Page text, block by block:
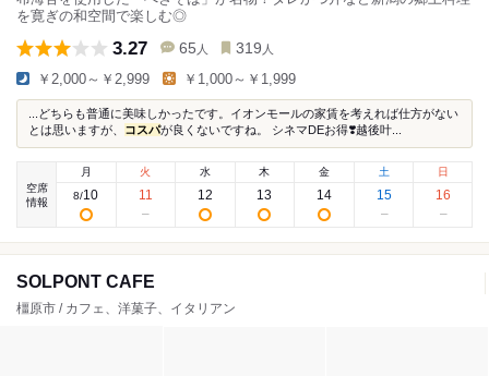
を寛ぎの和空間で楽しむ◎
3.27 65 人 319 人
￥2,000～￥2,999 ￥1,000～￥1,999
...どちらも普通に美味しかったです。イオンモールの家賃を考えれば仕方がない
とは思いますが、 コスパが良くないですね。 シネマDEお得❣️越後叶...
空席
情報
月
8/10
火
11
水
12
木
13
金
14
土
15
日
16
SOLPONT CAFE
橿原市 / カフェ、洋菓子、イタリアン